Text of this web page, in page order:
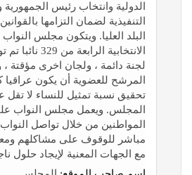
الدولية وانتخاب رئيس
التنفيذية لضمان التزامها
البلد العليا. ويتكون مجلس
لجنة دائمة ، ولجان اخرى مؤقتة
المرشح للعضوية أن يكون عراقيا
تحقيق نسبة تمثيل للنساء لا تقل
المجلس. ويعمل مجلس النواب
المواطنين من خلال تواصل
مباشر للوقوف على مشاكلهم
مع الجهات المعنية لإيجاد حلول